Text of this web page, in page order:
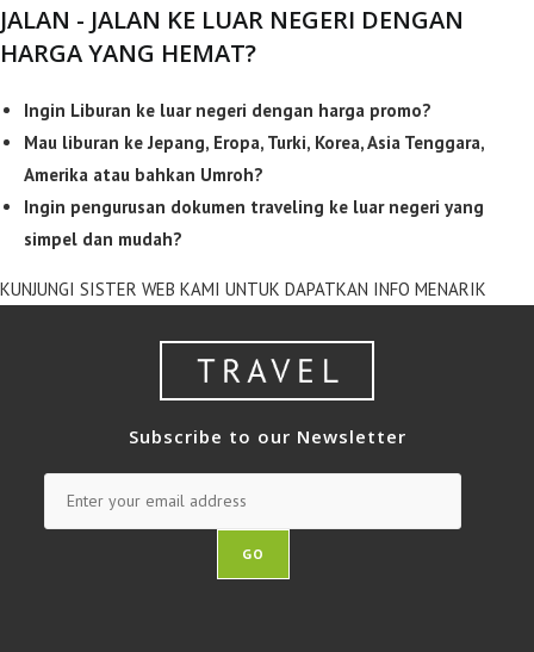
JALAN - JALAN KE LUAR NEGERI DENGAN
HARGA YANG HEMAT?
Ingin Liburan ke luar negeri dengan harga promo?
Mau liburan ke Jepang, Eropa, Turki, Korea, Asia Tenggara,
Amerika atau bahkan Umroh?
Ingin pengurusan dokumen traveling ke luar negeri yang
simpel dan mudah?
KUNJUNGI SISTER WEB KAMI UNTUK DAPATKAN INFO MENARIK
Subscribe to our Newsletter
GO